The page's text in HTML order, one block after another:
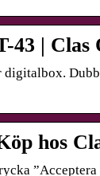
43 | Clas
hos